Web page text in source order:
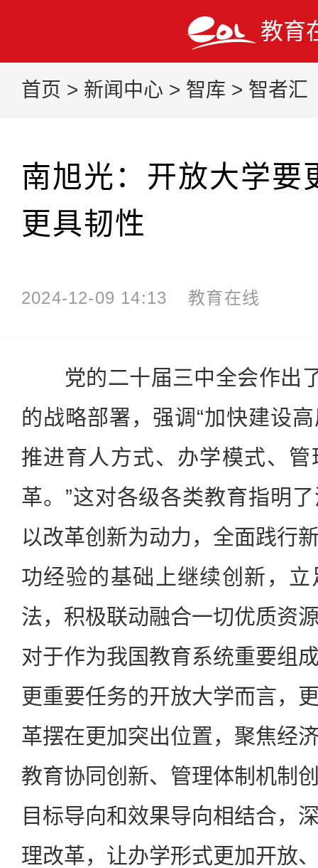
教育
首页 > 新闻中心 > 智库 > 智者汇
南旭光：开放大学要
更具韧性
2024-12-09 14:13 教育在线
党的二十届三中全会作出了
的战略部署，强调“加快建设
推进育人方式、办学模式、
革。”这对各级各类教育指明
以改革创新为动力，全面践行
功经验的基础上继续创新，
法，积极联动融合一切优质资
对于作为我国教育系统重要组
更重要任务的开放大学而言，
革摆在更加突出位置，聚焦经
教育协同创新、管理体制机制
目标导向和效果导向相结合，
理改革，让办学形式更加开放